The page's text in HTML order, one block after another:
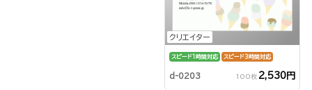
クリエイター
スピード1時間対応 スピード3時間対応
d-0203 100枚 2,530円